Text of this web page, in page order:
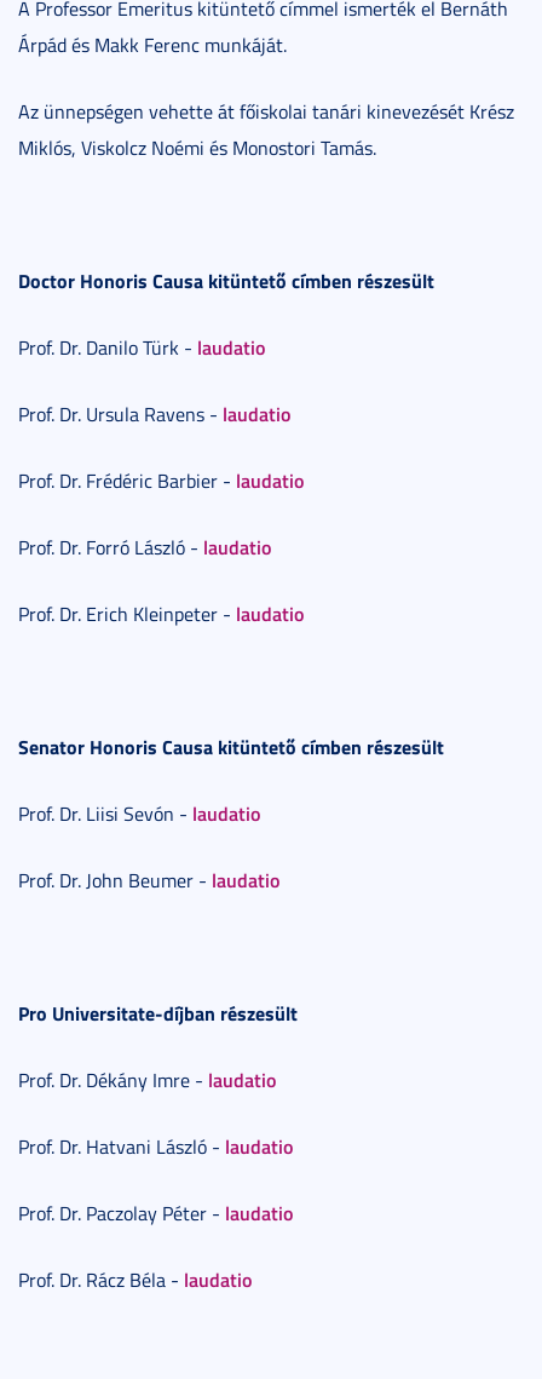
A Professor Emeritus kitüntető címmel ismerték el Bernáth
Árpád és Makk Ferenc munkáját.
Az ünnepségen vehette át főiskolai tanári kinevezését Krész
Miklós, Viskolcz Noémi és Monostori Tamás.
Doctor Honoris Causa kitüntető címben részesült
Prof. Dr. Danilo Türk - laudatio
Prof. Dr. Ursula Ravens - laudatio
Prof. Dr. Frédéric Barbier - laudatio
Prof. Dr. Forró László - laudatio
Prof. Dr. Erich Kleinpeter - laudatio
Senator Honoris Causa kitüntető címben részesült
Prof. Dr. Liisi Sevón - laudatio
Prof. Dr. John Beumer - laudatio
Pro Universitate-díjban részesült
Prof. Dr. Dékány Imre - laudatio
Prof. Dr. Hatvani László - laudatio
Prof. Dr. Paczolay Péter - laudatio
Prof. Dr. Rácz Béla - laudatio